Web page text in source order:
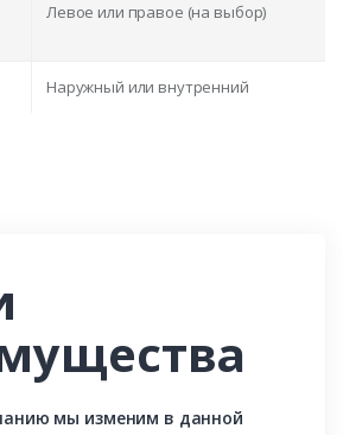
Левое или правое (на выбор)
Наружный или внутренний
мы изменим в данной